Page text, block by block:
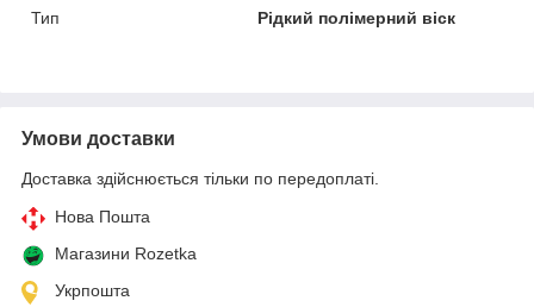
Тип
Рідкий полімерний віск
Умови доставки
Доставка здійснюється тільки по передоплаті.
Нова Пошта
Магазини Rozetka
Укрпошта